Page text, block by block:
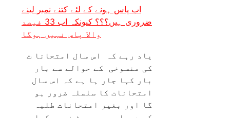
اب پاس ہونے کے لئے کتنے نمبر لینے
ضروری ہیں؟؟؟ کیونکہ اب 33 فیصد
والا پاس نہیں ہوگا
یاد رہے کہ اس سال امتحانا ت
کی منسوخی کے حوالے سے بار
بار کہا جار ہا ہے کہ اس سال
امتحانات کا سلسلہ ضرور ہو
گا اور بغیر امتحانات طلبہ